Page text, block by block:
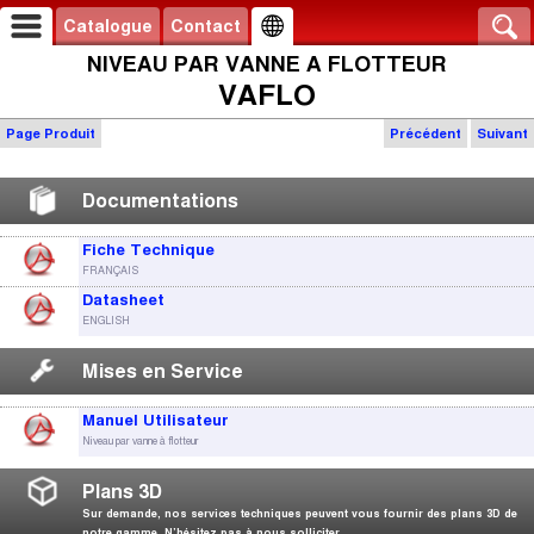
Catalogue Contact
NIVEAU PAR VANNE A FLOTTEUR
VAFLO
Précédent Suivant
Page Produit
Documentations
Fiche Technique
FRANÇAIS
Datasheet
ENGLISH
Mises en Service
Manuel Utilisateur
Niveau par vanne à flotteur
Plans 3D
Sur demande, nos services techniques peuvent vous fournir des plans 3D de